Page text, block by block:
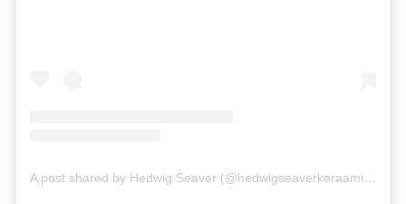
A post shared by Hedwig Seaver (@hedwigseaverkeraamika)